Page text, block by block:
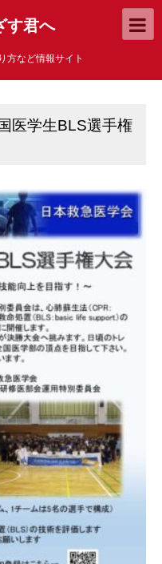
す君へ
方など情報サイト
医学生BLS選手権